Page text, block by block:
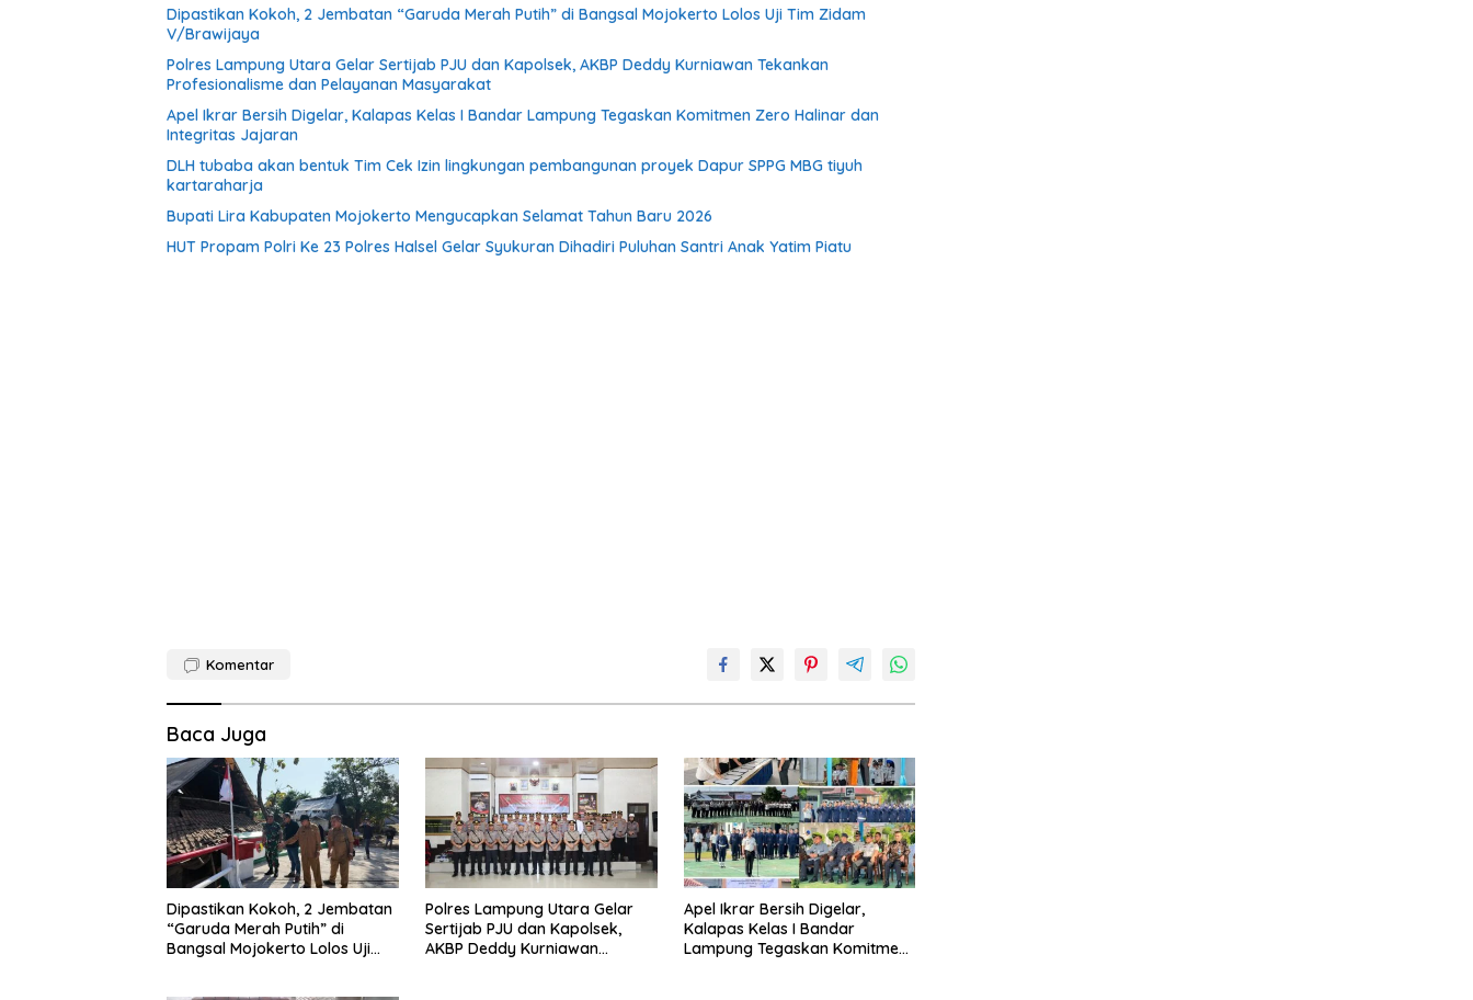
Dipastikan Kokoh, 2 Jembatan “Garuda Merah Putih” di Bangsal Mojokerto Lolos Uji Tim Zidam
V/Brawijaya
Polres Lampung Utara Gelar Sertijab PJU dan Kapolsek, AKBP Deddy Kurniawan Tekankan
Profesionalisme dan Pelayanan Masyarakat
Apel Ikrar Bersih Digelar, Kalapas Kelas I Bandar Lampung Tegaskan Komitmen Zero Halinar dan
Integritas Jajaran
DLH tubaba akan bentuk Tim Cek Izin lingkungan pembangunan proyek Dapur SPPG MBG tiyuh
kartaraharja
Bupati Lira Kabupaten Mojokerto Mengucapkan Selamat Tahun Baru 2026
HUT Propam Polri Ke 23 Polres Halsel Gelar Syukuran Dihadiri Puluhan Santri Anak Yatim Piatu
Komentar
Baca Juga
Dipastikan Kokoh, 2 Jembatan
“Garuda Merah Putih” di
Bangsal Mojokerto Lolos Uji
Polres Lampung Utara Gelar
Sertijab PJU dan Kapolsek,
AKBP Deddy Kurniawan
Apel Ikrar Bersih Digelar,
Kalapas Kelas I Bandar
Lampung Tegaskan Komitmen